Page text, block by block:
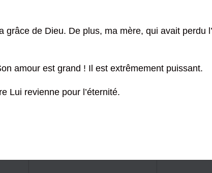
de Dieu. De plus, ma mère, qui avait perdu
amour est grand ! Il est extrêmement puissant.
Lui revienne pour l’éternité.